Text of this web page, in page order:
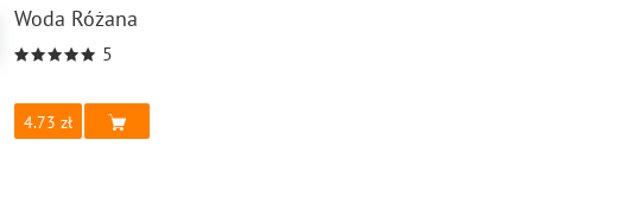
Woda Różana
5
4.73